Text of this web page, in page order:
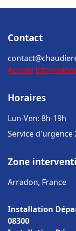
Contact
Accueil
Horaires
Lun-Ven: 8h-19h
Service d'urgence
Zone
Arradon, France
Installation
08300